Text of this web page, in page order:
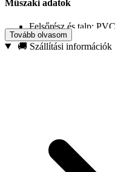
Műszaki adatok
Felsőrész és talp: PVC
Bélés: filc
Szerelési rendszer:
Tovább olvasom
🚚 Szállítási információk